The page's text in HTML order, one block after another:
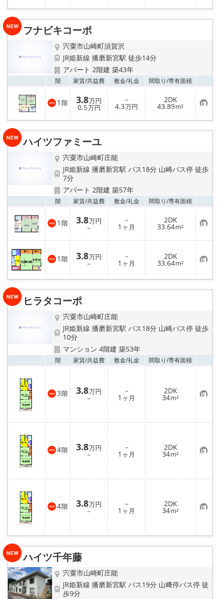
に
り
フナビキコーポ
宍粟市山崎町須賀沢
JR姫新線 播磨新宮駅 徒歩14分
アパート 2階建 築43年
階 家賃/共益費 敷金/礼金 間取り/専有面積
1 階 3.8万円
0.5万円
－
4.3万円
2DK
43.89m² お
気
に
り
ハイツファミーユ
宍粟市山崎町庄能
JR姫新線 播磨新宮駅 バス18分 山崎バス停 徒歩
7分
アパート 2階建 築57年
階 家賃/共益費 敷金/礼金 間取り/専有面積
1 階 3.8万円
－
－
1 ヶ月
2DK
33.64m² お
気
に
入
り
登
録
1 階 3.8万円
－
－
1 ヶ月
2DK
33.64m² お
気
に
入
り
ヒラタコーポ
宍粟市山崎町庄能
JR姫新線 播磨新宮駅 バス18分 山崎バス停 徒歩
10分
マンション 4階建 築53年
階 家賃/共益費 敷金/礼金 間取り/専有面積
3階 3.8万円
－
－
1 ヶ月
2DK
34m² お
気
に
入
り
登
録
4階 3.8万円
－
－
1 ヶ月
2DK
34m² お
気
に
入
り
登
録
4階 3.8万円
－
－
1 ヶ月
2DK
34m² お
気
に
入
り
登
ハイツ千年藤
宍粟市山崎町庄能
JR姫新線 播磨新宮駅 バス19分 山﨑停バス停 徒
歩9分